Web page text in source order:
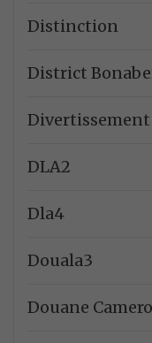
Distinction
District
Divertissement
DLA2
Dla4
Douala3
Douane